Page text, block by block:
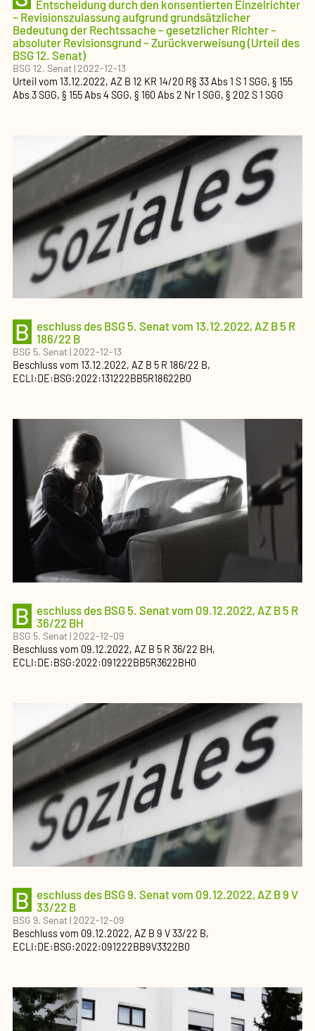
Entscheidung durch den konsentierten Einzelrichter
– Revisionszulassung aufgrund grundsätzlicher
Bedeutung der Rechtssache – gesetzlicher Richter –
absoluter Revisionsgrund – Zurückverweisung (Urteil des
BSG 12. Senat)
BSG 12. Senat|2022-12-13
Urteilvom 13.12.2022, AZ B 12 KR 14/20 R§ 33 Abs 1 S 1 SGG, § 155
Abs 3 SGG, § 155 Abs 4 SGG, § 160 Abs 2 Nr 1 SGG, § 202 S 1 SGG
B
eschluss des BSG 5. Senat vom 13.12.2022, AZ B 5 R
186/22 B
BSG 5. Senat|2022-12-13
Beschlussvom 13.12.2022, AZ B 5 R 186/22 B,
ECLI:DE:BSG:2022:131222BB5R18622B0
B
eschluss des BSG 5. Senat vom 09.12.2022, AZ B 5 R
36/22 BH
BSG 5. Senat|2022-12-09
Beschlussvom 09.12.2022, AZ B 5 R 36/22 BH,
ECLI:DE:BSG:2022:091222BB5R3622BH0
B
eschluss des BSG 9. Senat vom 09.12.2022, AZ B 9 V
33/22 B
BSG 9. Senat|2022-12-09
Beschlussvom 09.12.2022, AZ B 9 V 33/22 B,
ECLI:DE:BSG:2022:091222BB9V3322B0